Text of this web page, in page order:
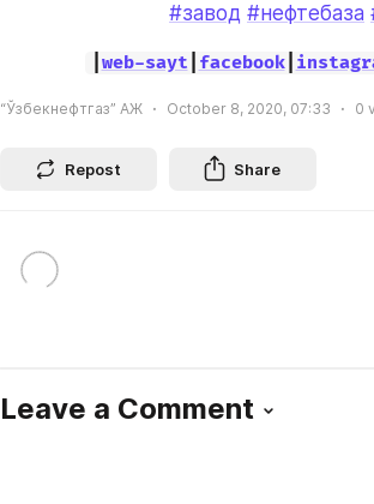
#завод #нефтебаза
web-sayt facebook|
“Ўзбекнефтгаз” АЖ October 8, 2020, 07:33 0
Repost Share
Leave a Comment